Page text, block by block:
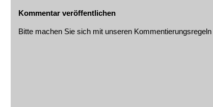
Kommentar veröffentlichen
Bitte machen Sie sich mit unseren Kommentierungsregeln